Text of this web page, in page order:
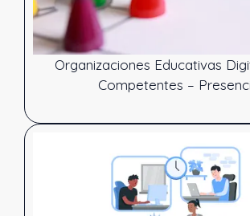
Organizaciones Educativas
Competentes –